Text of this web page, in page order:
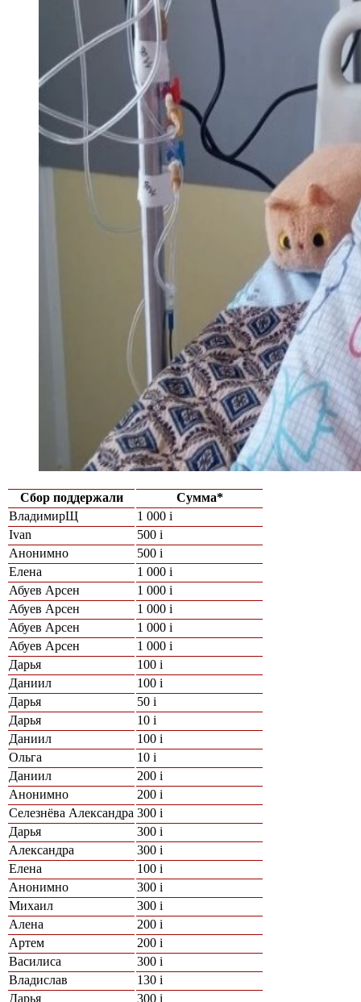
Сбор поддержали
Сумма*
ВладимирЩ
1 000 i
Ivan
500 i
Анонимно
500 i
Елена
1 000 i
Абуев Арсен
1 000 i
Абуев Арсен
1 000 i
Абуев Арсен
1 000 i
Абуев Арсен
1 000 i
Дарья
100 i
Даниил
100 i
Дарья
50 i
Дарья
10 i
Даниил
100 i
Ольга
10 i
Даниил
200 i
Анонимно
200 i
Селезнёва Александра 300 i
Дарья
300 i
Александра
300 i
Елена
100 i
Анонимно
300 i
Михаил
300 i
Алена
200 i
Артем
200 i
Василиса
300 i
Владислав
130 i
Дарья
300 i